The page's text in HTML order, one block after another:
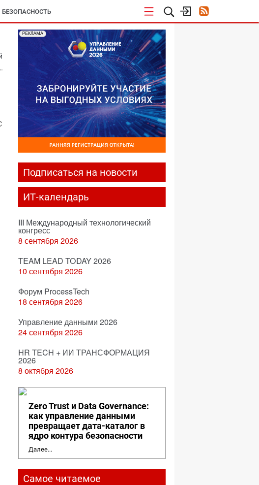
БЕЗОПАСНОСТЬ
РЕКЛАМА
Подписаться на новости
ИТ-календарь
III Международный технологический
конгресс
8 сентября 2026
TEAM LEAD TODAY 2026
10 сентября 2026
Форум ProcessTech
18 сентября 2026
Управление данными 2026
24 сентября 2026
HR TECH + ИИ ТРАНСФОРМАЦИЯ
2026
8 октября 2026
Zero Trust и Data Governance:
как управление данными
превращает дата-каталог в
ядро контура безопасности
Далее...
Самое читаемое